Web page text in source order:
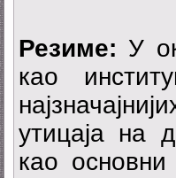
Резиме: У
као
утицаја на
као